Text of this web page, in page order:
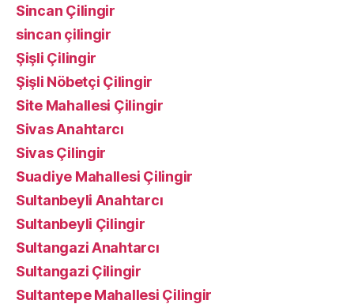
Sincan Çilingir
sincan çilingir
Şişli Çilingir
Şişli Nöbetçi Çilingir
Site Mahallesi Çilingir
Sivas Anahtarcı
Sivas Çilingir
Suadiye Mahallesi Çilingir
Sultanbeyli Anahtarcı
Sultanbeyli Çilingir
Sultangazi Anahtarcı
Sultangazi Çilingir
Sultantepe Mahallesi Çilingir